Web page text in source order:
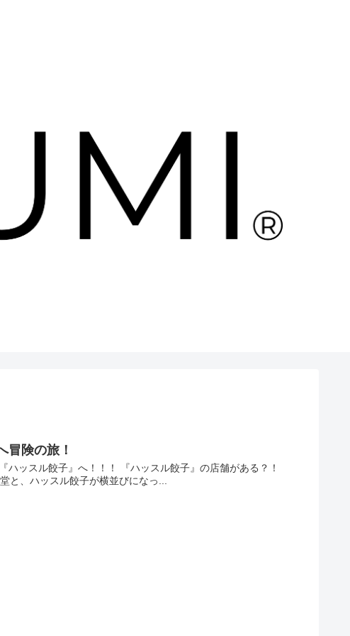
冒険の旅！
ハッスル餃子』へ！！！ 『ハッスル餃子』の店舗がある？！
と、ハッスル餃子が横並びになっ...